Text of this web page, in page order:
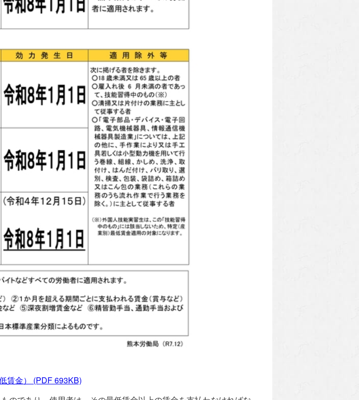
賃金）
(PDF 693KB)